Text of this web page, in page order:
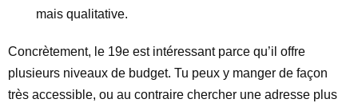
mais qualitative.
Concrètement, le 19e est intéressant parce qu’il offre
plusieurs niveaux de budget. Tu peux y manger de façon
très accessible, ou au contraire chercher une adresse plus